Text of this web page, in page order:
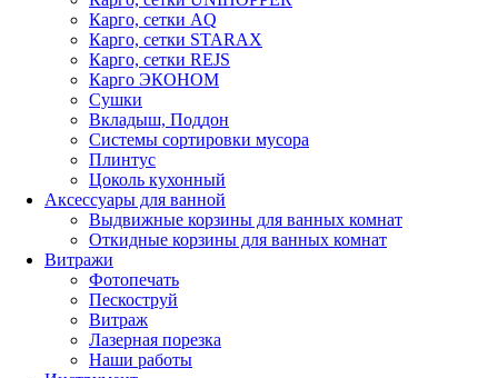
Карго, сетки AQ
Карго, сетки STARAX
Карго, сетки REJS
Карго ЭКОНОМ
Сушки
Вкладыш, Поддон
Системы сортировки мусора
Плинтус
Цоколь кухонный
Аксессуары для ванной
Выдвижные корзины для ванных комнат
Откидные корзины для ванных комнат
Витражи
Фотопечать
Пескоструй
Витраж
Лазерная порезка
Наши работы